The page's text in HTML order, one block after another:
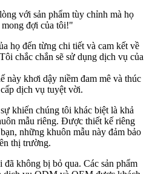
với sản phẩm tùy chỉnh mà họ
đợi của tôi!"
họ đến từng chi tiết và cam kết về
chắc chắn sẽ sử dụng dịch vụ của
này khơi dậy niềm đam mê và thúc
dịch vụ tuyệt vời.
khiến chúng tôi khác biệt là khả
mẫu riêng. Được thiết kế riêng
những khuôn mẫu này đảm bảo
thị trường.
không bị bỏ qua. Các sản phẩm